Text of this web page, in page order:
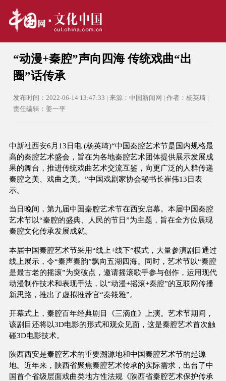
“动漫+秦腔”声向四海 传统戏曲“出
圈”话传承
发布时间：2022-06-14 13:47:33 | 来源：中国新闻网 | 作者：杨英琦 |
责任编辑：姜一平
中新社西安6月13日电 (杨英琦)“中国秦腔艺术节是国内规格最
高的秦腔艺术盛会，旨在为各地秦腔艺术团体提供展示发展成
果的舞台，推进传统戏曲艺术交流互鉴，向更广泛的人群传递
秦腔之美、戏曲之美。”中国戏剧家协会秘书长崔伟13日表
示。
当日晚间，第九届中国秦腔艺术节在西安启幕。本届中国秦腔
艺术节以“秦腔的盛典、人民的节日”为主题，旨在全方位展现
秦腔文化传承发展成就。
本届中国秦腔艺术节采用“线上+线下”模式，大量参演剧目通过
线上展示，令“秦声秦韵”飘向五湖四海。同时，艺术节以“秦腔
是最古老的摇滚”为突破点，邀请摇滚歌手参与创作，运用现代
动漫制作技术和表现手法，以“动漫+摇滚+秦腔”的互联网传播
新思路，推出了虚拟推荐官“秦筱雅”。
开幕式上，秦腔百年经典剧目《三滴血》上演。艺术节期间，
该剧目还将以3D电影的形式和观众见面，这是秦腔艺术首次触
碰3D电影技术。
陕西西安是秦腔艺术的重要溯源地和中国秦腔艺术节的起源
地。近年来，陕西省聚焦秦腔艺术传承的实际需求，出台了中
国首个省级层面戏曲类地方性法规《陕西省秦腔艺术保护传承